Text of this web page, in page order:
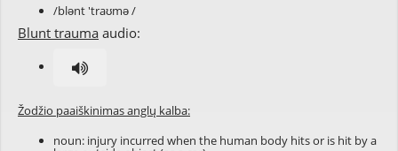
/blənt 'traʊmə /
Blunt trauma audio:
Žodžio paaiškinimas anglų kalba:
noun: injury incurred when the human body hits or is hit by a